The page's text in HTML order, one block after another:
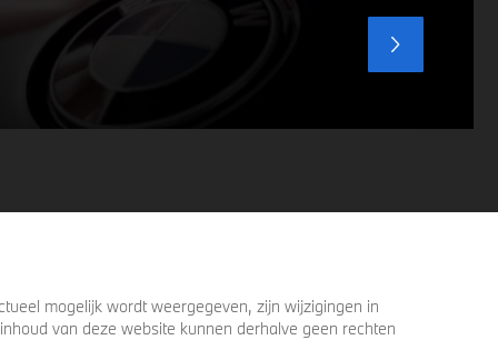
mogelijk wordt weergegeven, zijn wijzigingen in
van deze website kunnen derhalve geen rechten